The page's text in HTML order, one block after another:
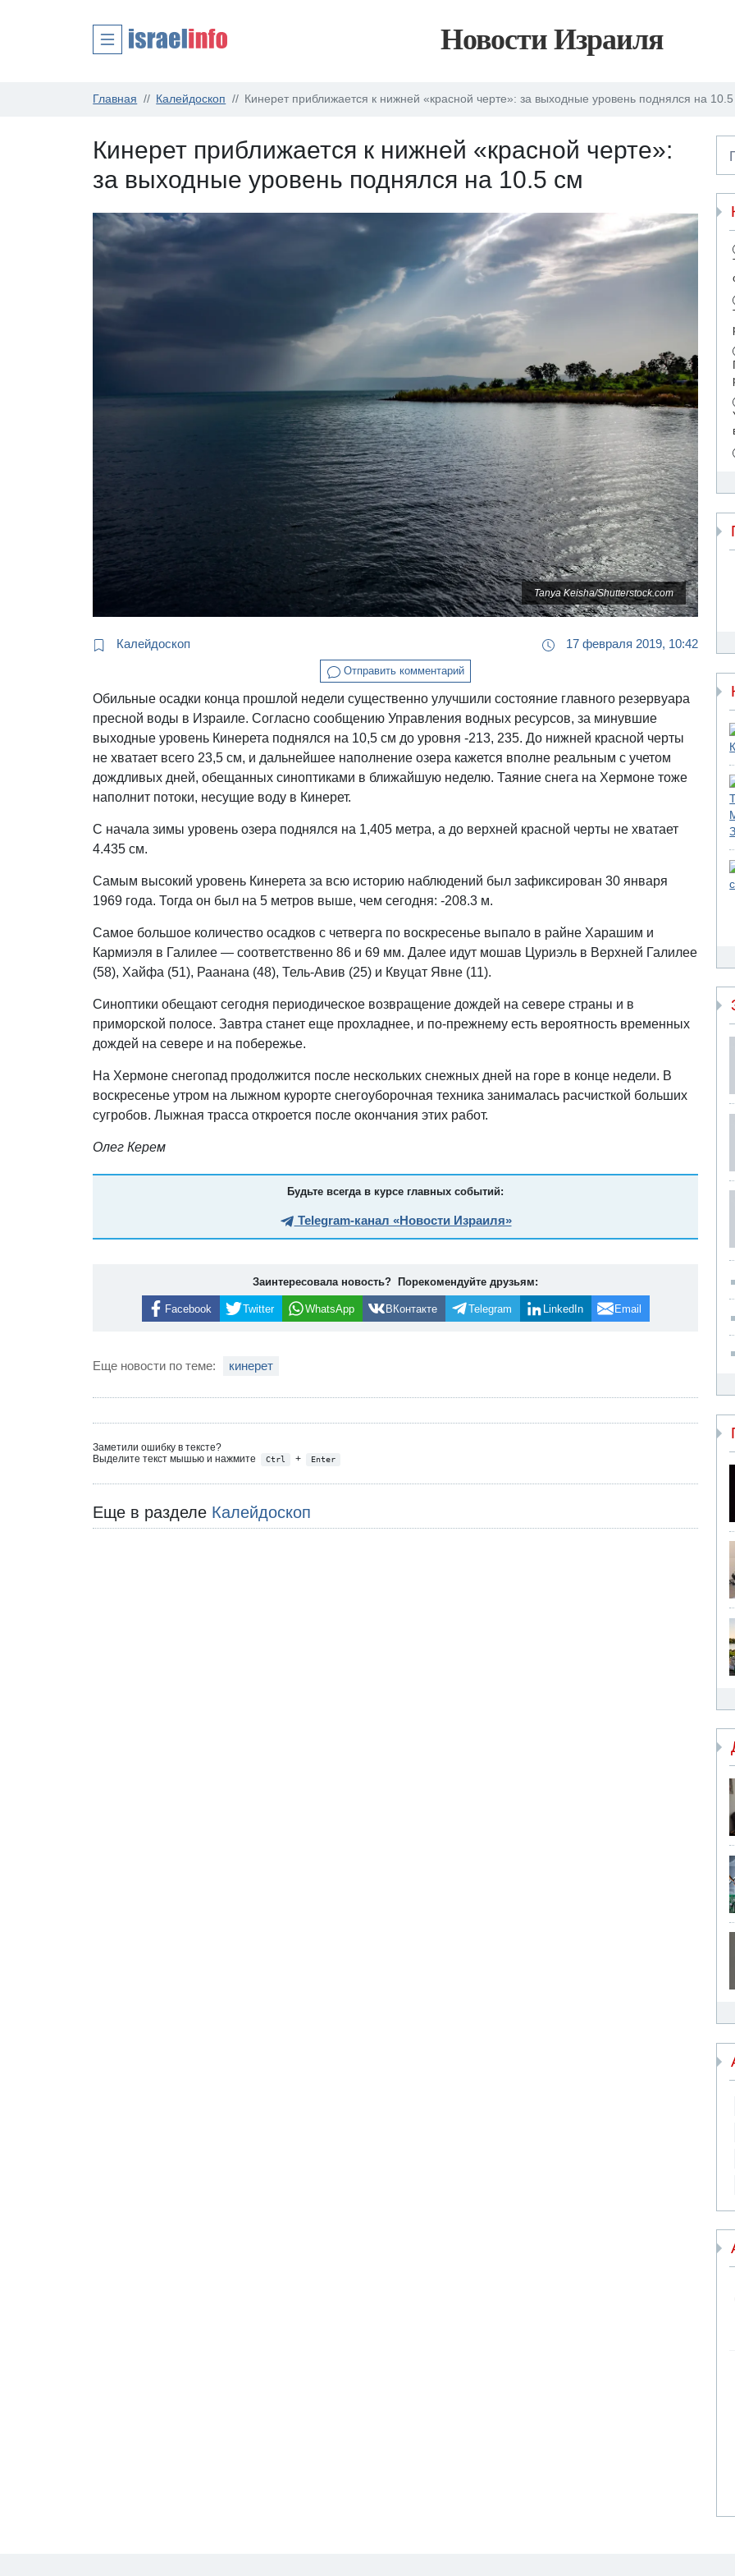
Новости Израиля
Главная Калейдоскоп Кинерет приближается к нижней «красной черте»: за выходные уровень поднялся на
Кинерет приближается к нижней «красной черте»:
за выходные уровень поднялся на 10.5 см
Tanya Keisha/Shutterstock.com
Калейдоскоп 17 февраля 2019, 10:42
Отправить комментарий
Обильные осадки конца прошлой недели существенно улучшили состояние главного резервуара
пресной воды в Израиле. Согласно сообщению Управления водных ресурсов, за минувшие
выходные уровень Кинерета поднялся на 10,5 см до уровня -213, 235. До нижней красной черты
не хватает всего 23,5 см, и дальнейшее наполнение озера кажется вполне реальным с учетом
дождливых дней, обещанных синоптиками в ближайшую неделю. Таяние снега на Хермоне тоже
наполнит потоки, несущие воду в Кинерет.
С начала зимы уровень озера поднялся на 1,405 метра, а до верхней красной черты не хватает
4.435 см.
Самым высокий уровень Кинерета за всю историю наблюдений был зафиксирован 30 января
1969 года. Тогда он был на 5 метров выше, чем сегодня: -208.3 м.
Самое большое количество осадков с четверга по воскресенье выпало в райне Харашим и
Кармиэля в Галилее — соответственно 86 и 69 мм. Далее идут мошав Цуриэль в Верхней Галилее
(58), Хайфа (51), Раанана (48), Тель-Авив (25) и Квуцат Явне (11).
Синоптики обещают сегодня периодическое возвращение дождей на севере страны и в
приморской полосе. Завтра станет еще прохладнее, и по-прежнему есть вероятность временных
дождей на севере и на побережье.
На Хермоне снегопад продолжится после нескольких снежных дней на горе в конце недели. В
воскресенье утром на лыжном курорте снегоуборочная техника занималась расчисткой больших
сугробов. Лыжная трасса откроется после окончания этих работ.
Олег Керем
Будьте всегда в курсе главных событий:
Telegram-канал «Новости Израиля»
Заинтересовала новость? Порекомендуйте друзьям:
Facebook Twitter WhatsApp ВКонтакте Telegram LinkedIn Email
Еще новости по теме: кинерет
Заметили ошибку в тексте?
Выделите текст мышью и нажмите
Ctrl + Enter
Еще в разделе Калейдоскоп